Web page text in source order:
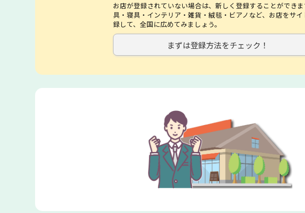
お店が登録されていない場合は、新しく登録することができ
具・寝具・インテリア・雑貨・絨毯・ビアノなど、お店をサイ
録して、全国に広めてみましょう。
まずは登録方法をチェック！